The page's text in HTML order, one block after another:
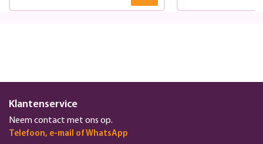
Klantenservice
Neem contact met ons op.
Telefoon, e-mail of WhatsApp